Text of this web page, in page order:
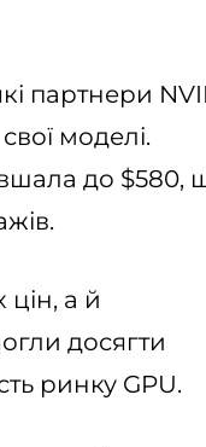
партнери
моделі.
до $580,
а й
досягти
ринку GPU.